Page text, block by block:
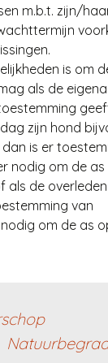
m.b.t. zijn/
is om
als de
zijn hond
is er
nodig om de as
als de
van
om de as